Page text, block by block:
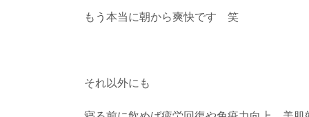
もう本当に朝から爽快です 笑
それ以外にも